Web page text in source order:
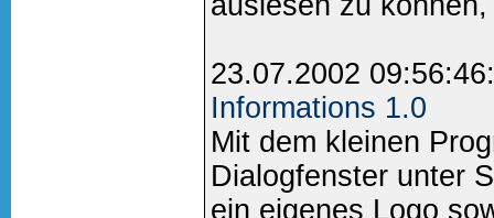
23.07.2002
Informations 1.0
Mit dem kleinen
Dialogfenster unter
ein eigenes Logo